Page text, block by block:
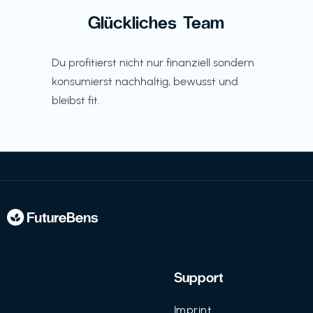
Glückliches Team
Du profitierst nicht nur finanziell sondern
konsumierst nachhaltig, bewusst und
bleibst fit.
Support
Imprint